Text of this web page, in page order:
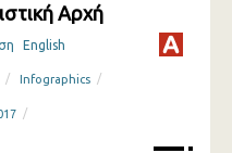
Αρχή
English
/ Infographics /
/